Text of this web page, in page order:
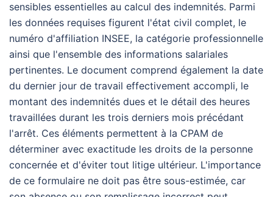
sensibles essentielles au calcul des indemnités. Parmi
les données requises figurent l'état civil complet, le
numéro d'affiliation INSEE, la catégorie professionnelle
ainsi que l'ensemble des informations salariales
pertinentes. Le document comprend également la date
du dernier jour de travail effectivement accompli, le
montant des indemnités dues et le détail des heures
travaillées durant les trois derniers mois précédant
l'arrêt. Ces éléments permettent à la CPAM de
déterminer avec exactitude les droits de la personne
concernée et d'éviter tout litige ultérieur. L'importance
de ce formulaire ne doit pas être sous-estimée, car